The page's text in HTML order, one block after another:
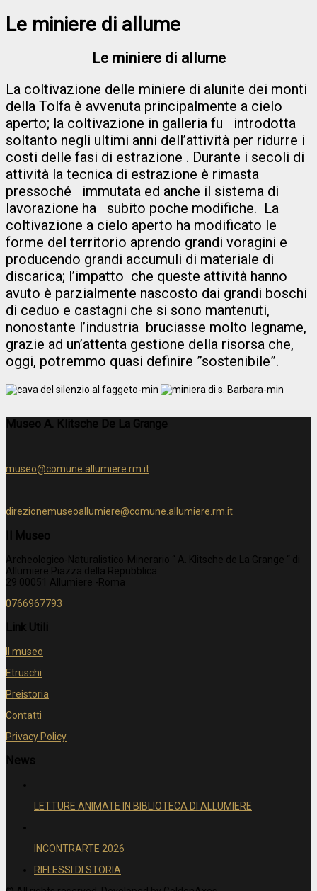
Le miniere di allume
Le miniere di allume
La coltivazione delle miniere di alunite dei monti
della Tolfa è avvenuta principalmente a cielo
aperto; la coltivazione in galleria fu introdotta
soltanto negli ultimi anni dell’attività per ridurre i
costi delle fasi di estrazione . Durante i secoli di
attività la tecnica di estrazione è rimasta
pressoché immutata ed anche il sistema di
lavorazione ha subito poche modifiche. La
coltivazione a cielo aperto ha modificato le
forme del territorio aprendo grandi voragini e
producendo grandi accumuli di materiale di
discarica; l’impatto che queste attività hanno
avuto è parzialmente nascosto dai grandi boschi
di ceduo e castagni che si sono mantenuti,
nonostante l’industria bruciasse molto legname,
grazie ad un’attenta gestione della risorsa che,
oggi, potremmo quasi definire ”sostenibile”.
Museo A. Klitsche De La Grange
museo@comune.allumiere.rm.it
direzionemuseoallumiere@comune.allumiere.rm.it
Il Museo
Archeologico-Naturalistico-Minerario “ A. Klitsche de La Grange “ di
Allumiere Piazza della Repubblica
29 00051 Allumiere -Roma
0766967793
Link Utili
Il museo
Etruschi
Preistoria
Contatti
Privacy Policy
News
LETTURE ANIMATE IN BIBLIOTECA DI ALLUMIERE
INCONTRARTE 2026
RIFLESSI DI STORIA